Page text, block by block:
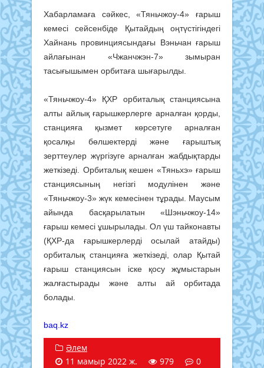
Хабарламаға сәйкес, «Тяньчжоу-4» ғарыш
кемесі сейсенбіде Қытайдың оңтүстігіндегі
Хайнань провинциясындағы Вэньчан ғарыш
айлағынан «Чжанчжэн-7» зымыран
тасығышымен орбитаға шығарылды.
«Тяньчжоу-4» ҚХР орбиталық станциясына
алты айлық ғарышкерлерге арналған қорды,
станцияға қызмет көрсетуге арналған
қосалқы бөлшектерді және ғарыштық
зерттеулер жүргізуге арналған жабдықтарды
жеткізеді. Орбиталық кешен «Тяньхэ» ғарыш
станциясының негізгі модулінен және
«Тяньчжоу-3» жүк кемесінен тұрады. Маусым
айында басқарылатын «Шэньчжоу-14»
ғарыш кемесі ұшырылады. Ол үш тайконавты
(ҚХР-да ғарышкерлерді осылай атайды)
орбиталық станцияға жеткізеді, олар Қытай
ғарыш станциясын іске қосу жұмыстарын
жалғастырады және алты ай орбитада
болады.
baq.kz
Әлем
11 мамыр 2022 ж.
979 0